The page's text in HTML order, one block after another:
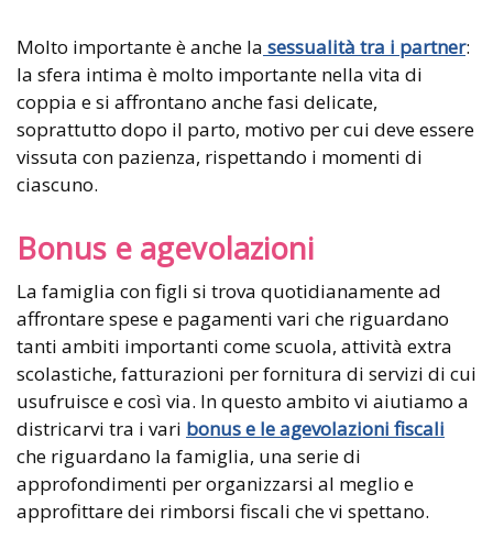
Molto importante è anche la sessualità tra i partner:
la sfera intima è molto importante nella vita di
coppia e si affrontano anche fasi delicate,
soprattutto dopo il parto, motivo per cui deve essere
vissuta con pazienza, rispettando i momenti di
ciascuno.
Bonus e agevolazioni
La famiglia con figli si trova quotidianamente ad
affrontare spese e pagamenti vari che riguardano
tanti ambiti importanti come scuola, attività extra
scolastiche, fatturazioni per fornitura di servizi di cui
usufruisce e così via. In questo ambito vi aiutiamo a
districarvi tra i vari bonus e le agevolazioni fiscali
che riguardano la famiglia, una serie di
approfondimenti per organizzarsi al meglio e
approfittare dei rimborsi fiscali che vi spettano.